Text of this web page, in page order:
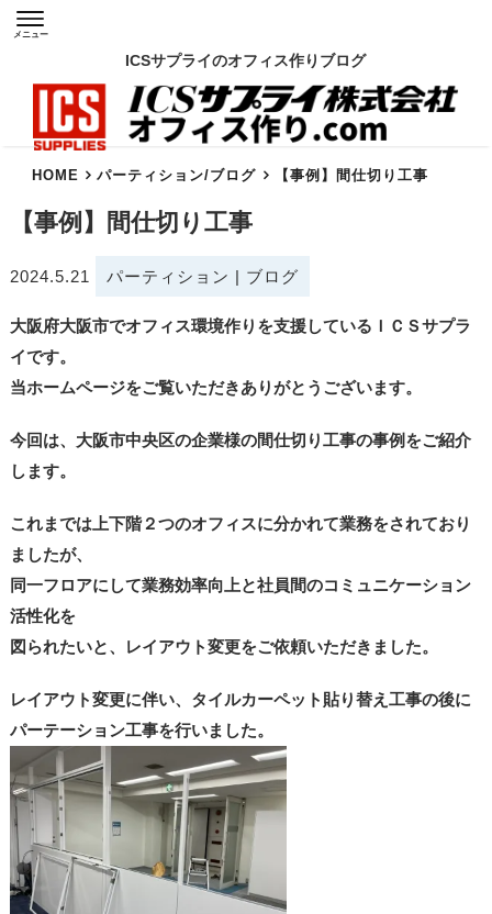
ICSサプライのオフィス作りブログ
メニュー
HOME パーティション/ブログ 【事例】間仕切り工事
【事例】間仕切り工事
2024.5.21 パーティション | ブログ
大阪府大阪市でオフィス環境作りを支援しているＩＣＳサプラ
イです。
当ホームページをご覧いただきありがとうございます。
今回は、大阪市中央区の企業様の間仕切り工事の事例をご紹介
します。
これまでは上下階２つのオフィスに分かれて業務をされており
ましたが、
同一フロアにして業務効率向上と社員間のコミュニケーション
活性化を
図られたいと、レイアウト変更をご依頼いただきました。
レイアウト変更に伴い、タイルカーペット貼り替え工事の後に
パーテーション工事を行いました。